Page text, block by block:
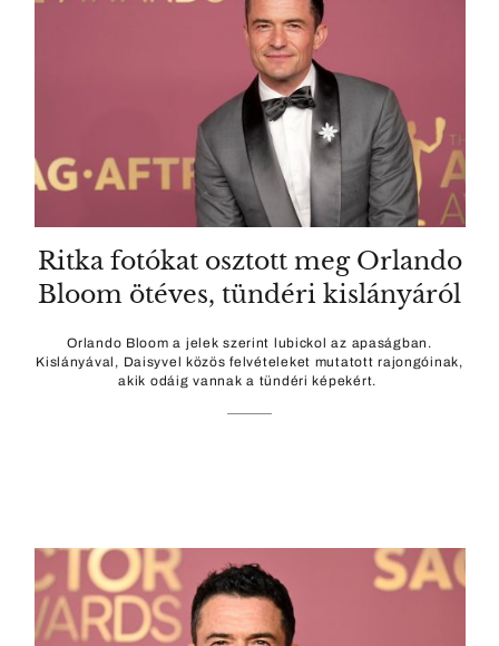
Ritka fotókat osztott meg Orlando
Bloom ötéves, tündéri kislányáról
Orlando Bloom a jelek szerint lubickol az apaságban.
Kislányával, Daisyvel közös felvételeket mutatott rajongóinak,
akik odáig vannak a tündéri képekért.